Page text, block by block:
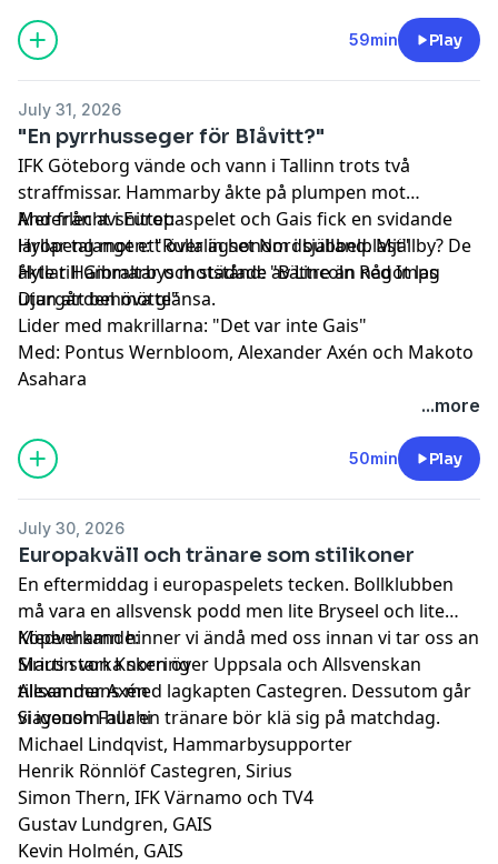
59min Play
July 31, 2026
"En pyrrhusseger för Blåvitt?"
IFK Göteborg vände och vann i Tallinn trots två
straffmissar. Hammarby åkte på plumpen mot
Anderlecht i Europaspelet och Gais fick en svidande
läropeng mot ett överlägset Nordsjälland. Mjällby? De
åkte till Gibraltar och städade av Lincoln Red Imps
utan att behöva glänsa.
Mer från avsnittet:
Hyllar talangen: "Rulla in honom i bubbelplast"
Hyllar Hammarbys motstånd: "Bättre än något lag
Djurgården mötte"
Lider med makrillarna: "Det var inte Gais"
Med: Pontus Wernbloom, Alexander Axén och Makoto
Asahara
...more
50min Play
July 30, 2026
Europakväll och tränare som stilikoner
En eftermiddag i europaspelets tecken. Bollklubben
må vara en allsvensk podd men lite Bryseel och lite
Köpenhamn hinner vi ändå med oss innan vi tar oss an
Sirius starka sken över Uppsala och Allsvenskan
tillsammans med lagkapten Castegren. Dessutom går
vi igenom hur en tränare bör klä sig på matchdag.
Medverkande:
Martin von Knorring
Alexander Axén
Siavoush Fallahi
Michael Lindqvist, Hammarbysupporter
Henrik Rönnlöf Castegren, Sirius
Simon Thern, IFK Värnamo och TV4
Gustav Lundgren, GAIS
Kevin Holmén, GAIS